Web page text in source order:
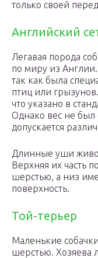
только своей
Английский
Легавая порода
по миру из Англии.
так как была
птиц или
что указано в
Однако вес не был
допускается
Длинные уши
Верхняя их часть
шерстью, а низ
поверхность.
Той-терьер
Маленькие
шерстью. Хозяева